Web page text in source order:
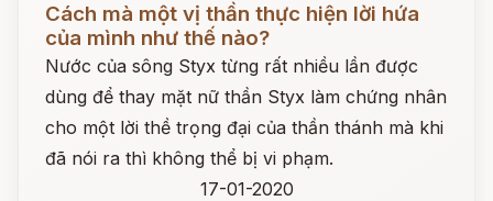
Cách mà một vị thần thực hiện lời hứa
của mình như thế nào?
Nước của sông Styx từng rất nhiều lần được
dùng để thay mặt nữ thần Styx làm chứng nhân
cho một lời thề trọng đại của thần thánh mà khi
đã nói ra thì không thể bị vi phạm.
17-01-2020